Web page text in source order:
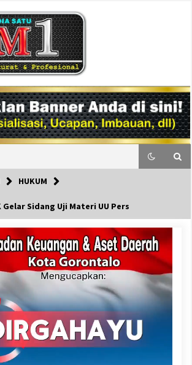
DM1
HUKUM
Gelar Sidang Uji Materi UU Pers